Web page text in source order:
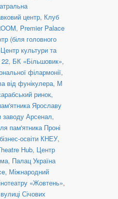
центр, Клуб
, Premier Palace
(біля головного
культури та
, БК «Більшовик»,
філармонії,
від фунікулера, М
ринок,
Ярославу
заводу Арсенал,
пам'ятника Проні
освіти КНЕУ,
Hub, Центр
, Палац Україна
, Міжнародний
«Жовтень»,
Січових